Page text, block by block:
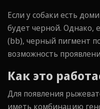
Если у собаки есть
будет черной. Однако,
(bb), черный пигмент
возможность
Как это
Для появления
иметь комбинацию